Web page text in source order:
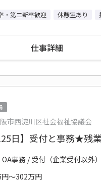
・第二新卒歓迎 休憩室あり
仕事詳細
市西淀川区社会福祉協議会
日】受付と事務★
事務 / 受付（企業受付以外）
～302万円